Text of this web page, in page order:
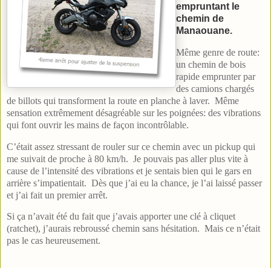
empruntant le
chemin de
Manaouane.
Même genre de route:
un chemin de bois
rapide emprunter par
des camions chargés
de billots qui transforment la route en planche à laver. Même
sensation extrêmement désagréable sur les poignées: des vibrations
qui font ouvrir les mains de façon incontrôlable.
C’était assez stressant de rouler sur ce chemin avec un pickup qui
me suivait de proche à 80 km/h. Je pouvais pas aller plus vite à
cause de l’intensité des vibrations et je sentais bien qui le gars en
arrière s’impatientait. Dès que j’ai eu la chance, je l’ai laissé passer
et j’ai fait un premier arrêt.
Si ça n’avait été du fait que j’avais apporter une clé à cliquet
(ratchet), j’aurais rebroussé chemin sans hésitation. Mais ce n’était
pas le cas heureusement.